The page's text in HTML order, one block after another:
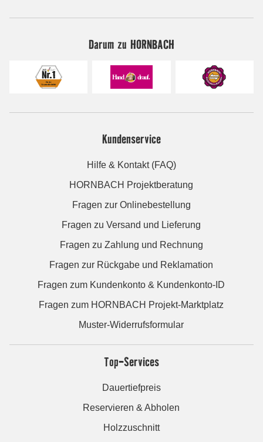
Darum zu HORNBACH
Kundenservice
Hilfe & Kontakt (FAQ)
HORNBACH Projektberatung
Fragen zur Onlinebestellung
Fragen zu Versand und Lieferung
Fragen zu Zahlung und Rechnung
Fragen zur Rückgabe und Reklamation
Fragen zum Kundenkonto & Kundenkonto-ID
Fragen zum HORNBACH Projekt-Marktplatz
Muster-Widerrufsformular
Top-Services
Dauertiefpreis
Reservieren & Abholen
Holzzuschnitt